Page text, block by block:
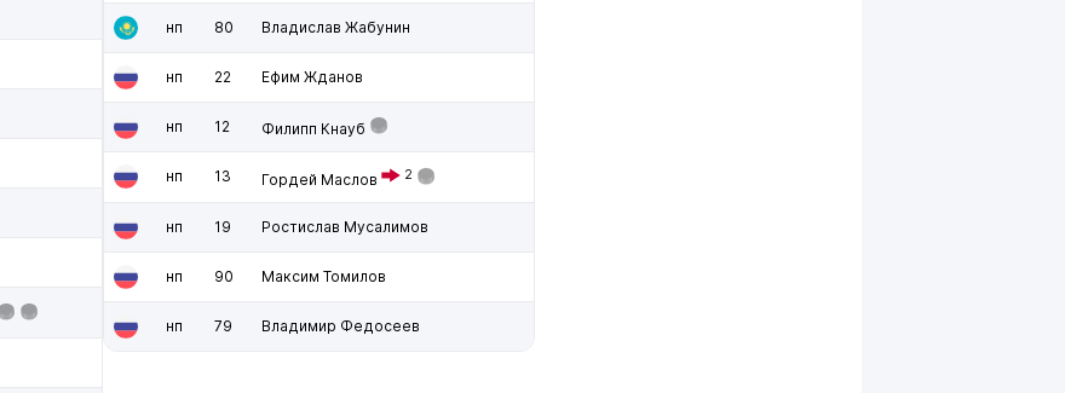
нп 80 Владислав Жабунин
нп 22 Ефим Жданов
нп 12 Филипп Кнауб
нп 13 Гордей Маслов 2
нп 19 Ростислав Мусалимов
нп 90 Максим Томилов
нп 79 Владимир Федосеев